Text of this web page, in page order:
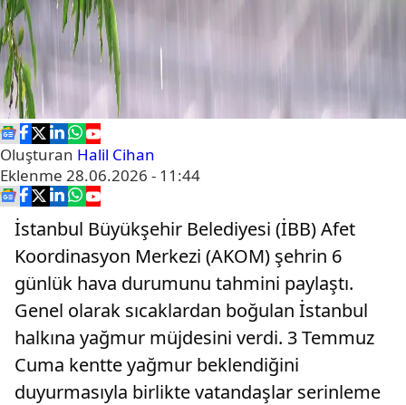
Oluşturan Halil Cihan
Eklenme 28.06.2026 - 11:44
İstanbul Büyükşehir Belediyesi (İBB) Afet
Koordinasyon Merkezi (AKOM) şehrin 6
günlük hava durumunu tahmini paylaştı.
Genel olarak sıcaklardan boğulan İstanbul
halkına yağmur müjdesini verdi. 3 Temmuz
Cuma kentte yağmur beklendiğini
duyurmasıyla birlikte vatandaşlar serinleme